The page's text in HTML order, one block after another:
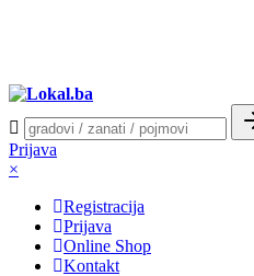
Prijava
×
Registracija
Prijava
Online Shop
Kontakt